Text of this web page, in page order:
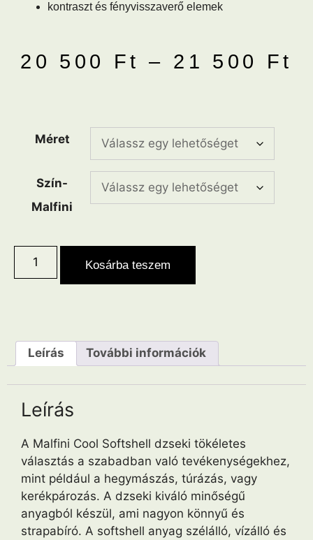
kontraszt és fényvisszaverő elemek
20 500 Ft – 21 500 Ft
Méret
Szín-
Malfini
Kosárba teszem
Leírás További információk
Leírás
A Malfini Cool Softshell dzseki tökéletes
választás a szabadban való tevékenységekhez,
mint például a hegymászás, túrázás, vagy
kerékpározás. A dzseki kiváló minőségű
anyagból készül, ami nagyon könnyű és
strapabíró. A softshell anyag szélálló, vízálló és